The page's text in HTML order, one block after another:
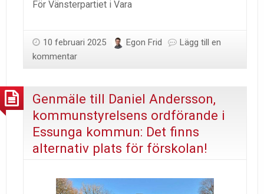
För Vänsterpartiet i Vara
10 februari 2025 Egon Frid
Lägg till en
kommentar
Genmäle till Daniel Andersson,
kommunstyrelsens ordförande i
Essunga kommun: Det finns
alternativ plats för förskolan!